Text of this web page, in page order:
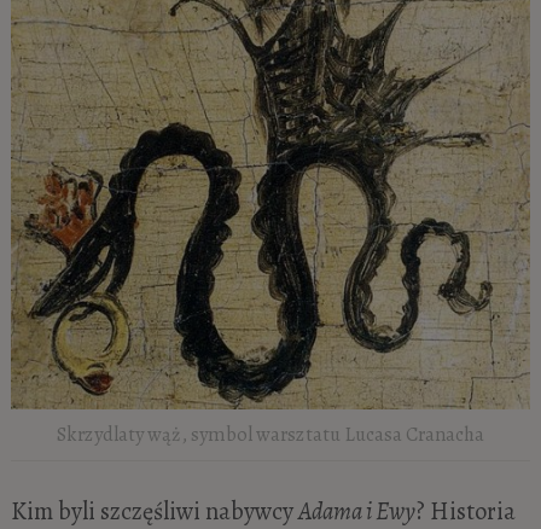
Skrzydlaty wąż, symbol warsztatu Lucasa Cranacha
Kim byli szczęśliwi nabywcyAdama i Ewy? Historia